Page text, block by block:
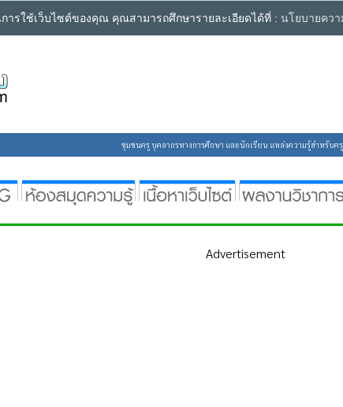
รใช้เว็บไซต์ของคุณ คุณสามารถศึกษารายละเอียดได้ที่ : นโยบายคว
ชุมชนครู บุคลากรทางการศึกษา และนักเรียน แหล่งความรู้สำหรับ
Advertisement